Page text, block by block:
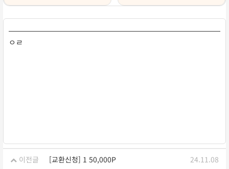
ㅇㄹ
이전글 [교환신청] 1 50,000P 24.11.08